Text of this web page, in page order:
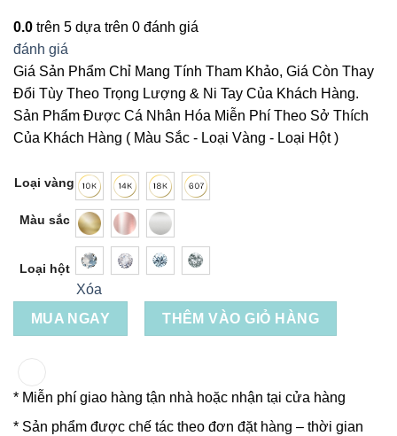
0.0 trên 5 dựa trên 0 đánh giá
đánh giá
Giá Sản Phẩm Chỉ Mang Tính Tham Khảo, Giá Còn Thay
Đổi Tùy Theo Trọng Lượng & Ni Tay Của Khách Hàng.
Sản Phẩm Được Cá Nhân Hóa Miễn Phí Theo Sở Thích
Của Khách Hàng ( Màu Sắc - Loại Vàng - Loại Hột )
Loại vàng
Màu sắc
Loại hột
Xóa
MUA NGAY
THÊM VÀO GIỎ HÀNG
* Miễn phí giao hàng tận nhà hoặc nhận tại cửa hàng
* Sản phẩm được chế tác theo đơn đặt hàng – thời gian